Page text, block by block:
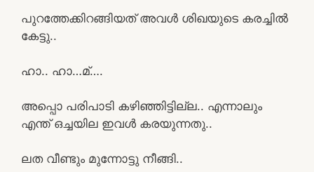
പുറത്തേക്കിറങ്ങിയത് അവൾ ശിഖയുടെ കരച്ചിൽ
കേട്ടു..
ഹാ.. ഹാ…മ്….
അപ്പൊ പരിപാടി കഴിഞ്ഞിട്ടില്ല.. എന്നാലും
എന്ത് ഒച്ചയില ഇവൾ കരയുന്നതു..
ലത വീണ്ടും മുന്നോട്ടു നീങ്ങി..